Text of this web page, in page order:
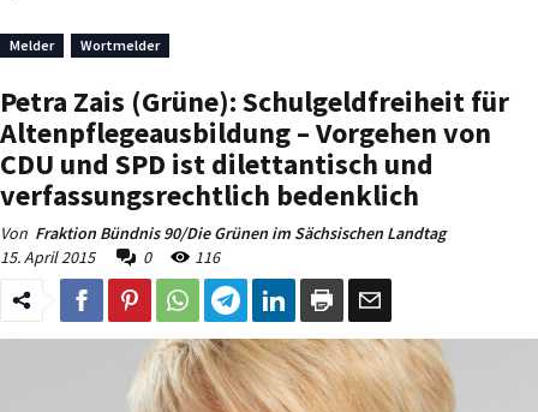
Melder Wortmelder
Petra Zais (Grüne): Schulgeldfreiheit für
Altenpflegeausbildung – Vorgehen von
CDU und SPD ist dilettantisch und
verfassungsrechtlich bedenklich
Von Fraktion Bündnis 90/Die Grünen im Sächsischen Landtag
15. April 2015
0 116